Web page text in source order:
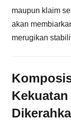
maupun klaim
akan
merugikan